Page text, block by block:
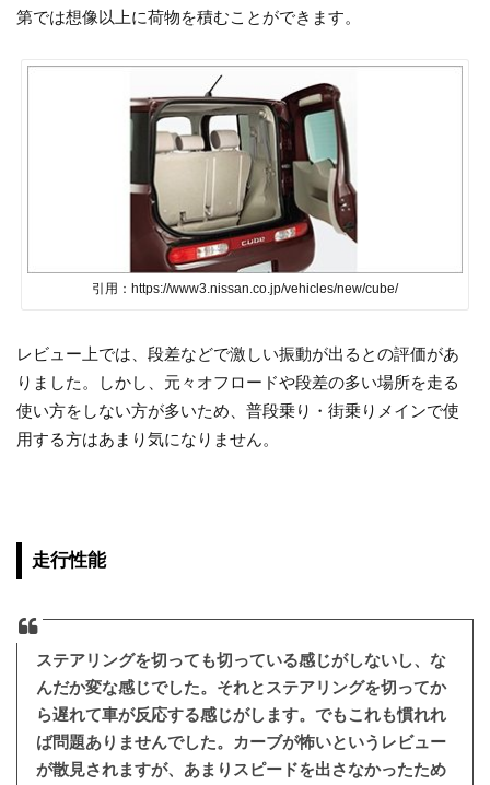
第では想像以上に荷物を積むことができます。
引用：https://www3.nissan.co.jp/vehicles/new/cube/
レビュー上では、段差などで激しい振動が出るとの評価があ
りました。しかし、元々オフロードや段差の多い場所を走る
使い方をしない方が多いため、普段乗り・街乗りメインで使
用する方はあまり気になりません。
走行性能
ステアリングを切っても切っている感じがしないし、な
んだか変な感じでした。それとステアリングを切ってか
ら遅れて車が反応する感じがします。でもこれも慣れれ
ば問題ありませんでした。カーブが怖いというレビュー
が散見されますが、あまりスピードを出さなかったため